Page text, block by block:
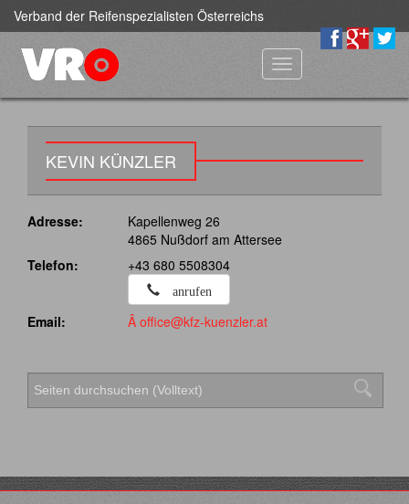
Verband der Reifenspezialisten Österreichs
Toggle
navigation
KEVIN KÜNZLER
Adresse:
Kapellenweg 26
4865 Nußdorf am Attersee
Telefon:
+43 680 5508304
anrufen
Email: Â office@kfz-kuenzler.at